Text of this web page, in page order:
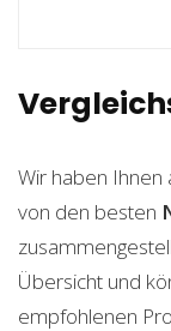
Wir haben Ihnen
von den besten
Übersicht und
empfohlenen